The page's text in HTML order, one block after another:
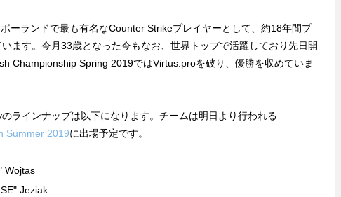
ーランドで最も有名なCounter Strikeプレイヤーとして、約18年間プ
ます。今月33歳となった今もなお、世界トップで活躍しており先日開
Championship Spring 2019ではVirtus.proを破り、優勝を収めていま
ラインナップは以下になります。チームは明日より行われる
Summer 2019に出場予定です。
Wojtas
Jeziak